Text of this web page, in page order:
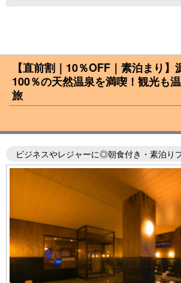
【直前割｜10％OFF｜素泊まり】
100％の天然温泉を満喫！観光も
旅
ビジネスやレジャーに◎朝食付き・素泊り